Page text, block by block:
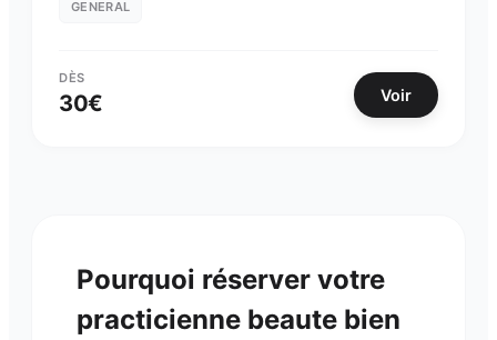
GENERAL
DÈS
30€ Voir
Pourquoi réserver votre
practicienne beaute bien